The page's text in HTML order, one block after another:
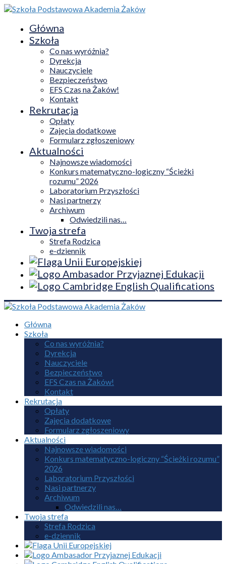
Główna
Szkoła
Co nas wyróżnia?
Dyrekcja
Nauczyciele
Bezpieczeństwo
EFS Czas na Żaków!
Kontakt
Rekrutacja
Opłaty
Zajęcia dodatkowe
Formularz zgłoszeniowy
Aktualności
Najnowsze wiadomości
Konkurs matematyczno-logiczny “Ścieżki
rozumu” 2026
Laboratorium Przyszłości
Nasi partnerzy
Archiwum
Odwiedzili nas…
Twoja strefa
Strefa Rodzica
e-dziennik
Główna
Szkoła
Co nas wyróżnia?
Dyrekcja
Nauczyciele
Bezpieczeństwo
EFS Czas na Żaków!
Kontakt
Rekrutacja
Opłaty
Zajęcia dodatkowe
Formularz zgłoszeniowy
Aktualności
Najnowsze wiadomości
Konkurs matematyczno-logiczny “Ścieżki rozumu”
2026
Laboratorium Przyszłości
Nasi partnerzy
Archiwum
Odwiedzili nas…
Twoja strefa
Strefa Rodzica
e-dziennik